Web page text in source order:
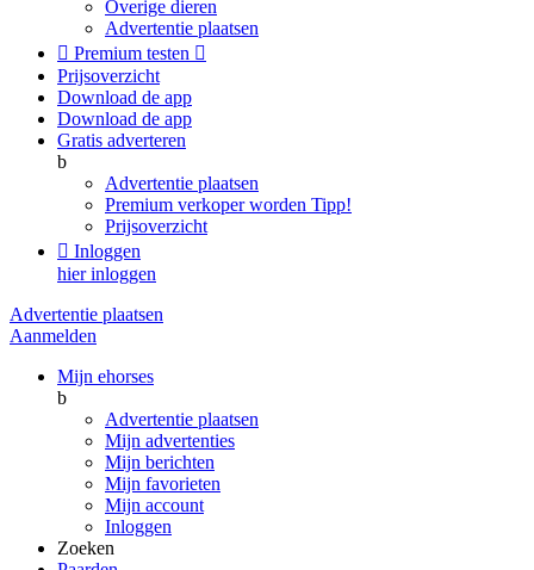
Overige dieren
Advertentie plaatsen
 Premium testen 
Prijsoverzicht
Download de app
Download de app
Gratis adverteren
b
Advertentie plaatsen
Premium verkoper worden Tipp!
Prijsoverzicht
 Inloggen
hier inloggen
Advertentie plaatsen
Aanmelden
Mijn ehorses
b
Advertentie plaatsen
Mijn advertenties
Mijn berichten
Mijn favorieten
Mijn account
Inloggen
Zoeken